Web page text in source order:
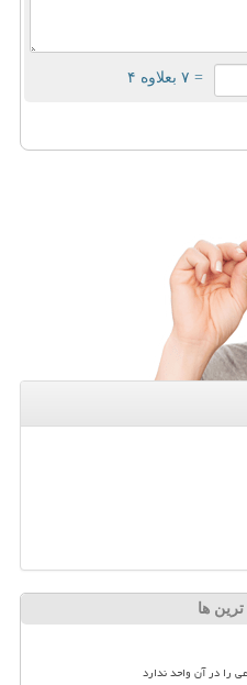
= ۷ بعلاوه ۴
ترین ها
را در آن واحد ندارد